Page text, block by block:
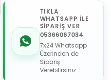
TIKLA
WHATSAPP İLE
SİPARİŞ VER
05366067034
7x24 Whatsapp
Üzerinden de
Sipariş
Verebilirsiniz.